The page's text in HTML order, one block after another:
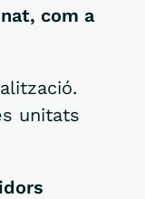
com a
unitats